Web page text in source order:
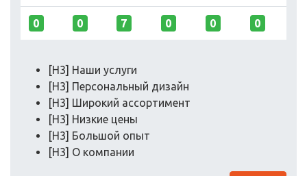
0 0 7 0 0 0
[H3] Наши услуги
[H3] Персональный дизайн
[H3] Широкий ассортимент
[H3] Низкие цены
[H3] Большой опыт
[H3] О компании